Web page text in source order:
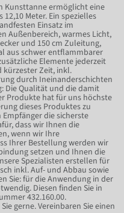
Kunsttanne ermöglicht eine
Meter. Ein spezielles
Einsatz im
Außenbereich, warmes Licht,
und 150 cm Zuleitung,
aus schwer entflammbarer
Elemente jederzeit
kürzester Zeit, inkl.
durch Ineinanderschichten
Die Qualität und die damit
Produkte hat für uns höchste
dieses Produktes zu
die sicherste
dass wir Ihnen die
wenn wir Ihre
Ihrer Bestellung werden wir
setzen und Ihnen die
Spezialisten erstellen für
inkl. Auf- und Abbau sowie
Sie: für die Anwendung in der
Diesen finden Sie in
432.160.00.
gerne. Vereinbaren Sie einen